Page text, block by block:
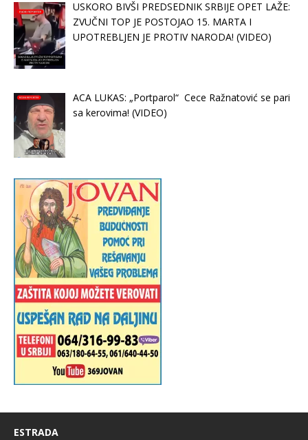
USKORO BIVŠI PREDSEDNIK SRBIJE OPET LAŽE:
ZVUČNI TOP JE POSTOJAO 15. MARTA I
UPOTREBLJEN JE PROTIV NARODA! (VIDEO)
ACA LUKAS: „Portparol“ Cece Ražnatović se pari
sa kerovima! (VIDEO)
ESTRADA